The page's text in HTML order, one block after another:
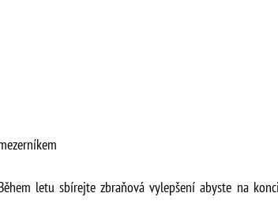
letu sbírejte zbraňová vylepšení abyste na